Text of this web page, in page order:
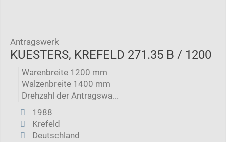
Antragswerk
KUESTERS, KREFELD 271.35 B / 1200
Warenbreite 1200 mm
Walzenbreite 1400 mm
Drehzahl der Antragswa...
1988
Krefeld
Deutschland